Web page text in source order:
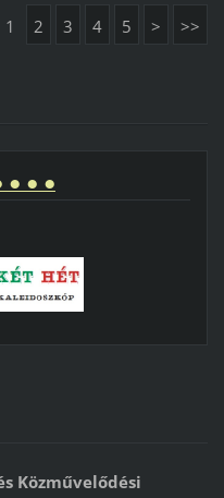
1 2 3 4 5 > >>
● ●
Közművelődési